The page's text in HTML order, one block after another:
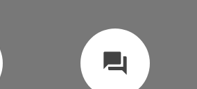
question_answer